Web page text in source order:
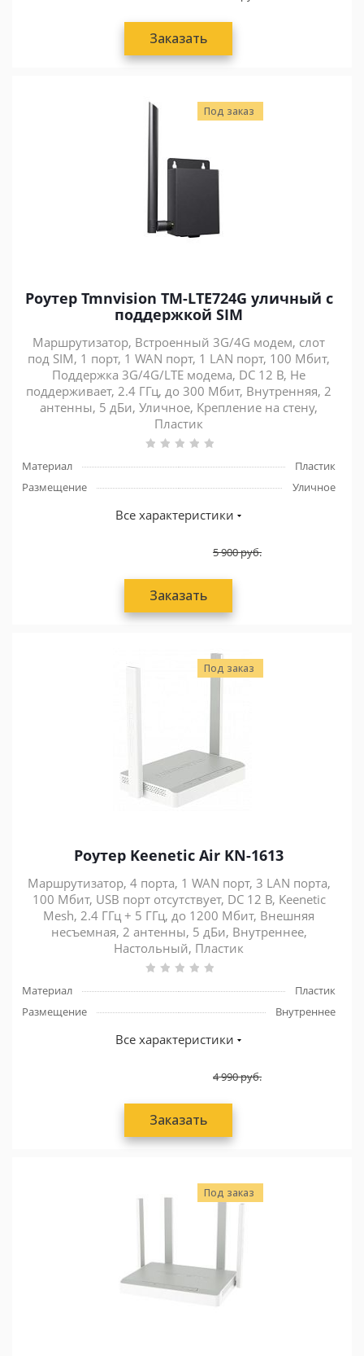
Заказать
Под заказ
Роутер Tmnvision TM-LTE724G уличный с
поддержкой SIM
Маршрутизатор, Встроенный 3G/4G модем, слот
под SIM, 1 порт, 1 WAN порт, 1 LAN порт, 100 Мбит,
Поддержка 3G/4G/LTE модема, DC 12 В, Не
поддерживает, 2.4 ГГц, до 300 Мбит, Внутренняя, 2
антенны, 5 дБи, Уличное, Крепление на стену,
Пластик
Материал
Пластик
Размещение
Уличное
Все характеристики
5 900руб.
Заказать
Под заказ
Роутер Keenetic Air KN-1613
Маршрутизатор, 4 порта, 1 WAN порт, 3 LAN порта,
100 Мбит, USB порт отсутствует, DC 12 В, Keenetic
Mesh, 2.4 ГГц + 5 ГГц, до 1200 Мбит, Внешняя
несъемная, 2 антенны, 5 дБи, Внутреннее,
Настольный, Пластик
Материал
Пластик
Размещение
Внутреннее
Все характеристики
4 990руб.
Заказать
Под заказ